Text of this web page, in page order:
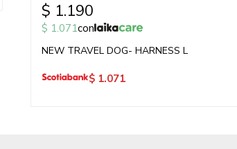
$ 1.190
$ 1.071con
NEW TRAVEL DOG- HARNESS L
$ 1.071